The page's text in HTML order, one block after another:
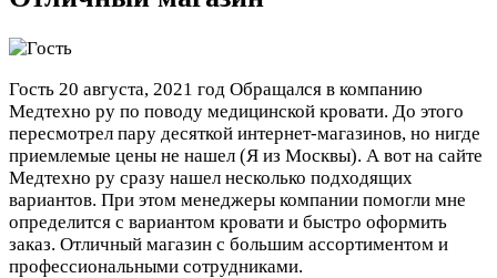
Гость 20 августа, 2021 год Обращался в компанию
Медтехно ру по поводу медицинской кровати. До этого
пересмотрел пару десяткой интернет-магазинов, но нигде
приемлемые цены не нашел (Я из Москвы). А вот на сайте
Медтехно ру сразу нашел несколько подходящих
вариантов. При этом менеджеры компании помогли мне
определится с вариантом кровати и быстро оформить
заказ. Отличный магазин с большим ассортиментом и
профессиональными сотрудниками.